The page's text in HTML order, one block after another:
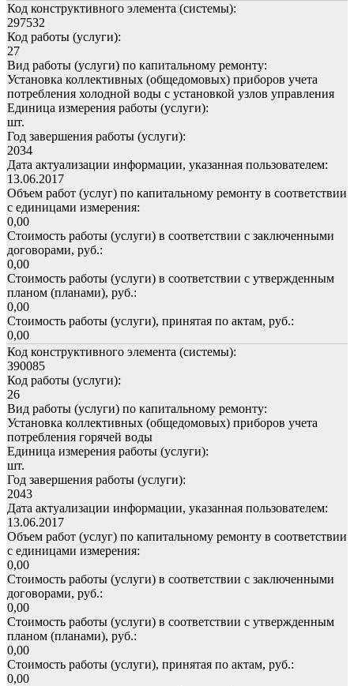
Код конструктивного элемента (системы):
297532
Код работы (услуги):
27
Вид работы (услуги) по капитальному ремонту:
Установка коллективных (общедомовых) приборов учета
потребления холодной воды с установкой узлов управления
Единица измерения работы (услуги):
шт.
Год завершения работы (услуги):
2034
Дата актуализации информации, указанная пользователем:
13.06.2017
Объем работ (услуг) по капитальному ремонту в соответствии
с единицами измерения:
0,00
Стоимость работы (услуги) в соответствии с заключенными
договорами, руб.:
0,00
Стоимость работы (услуги) в соответствии с утвержденным
планом (планами), руб.:
0,00
Стоимость работы (услуги), принятая по актам, руб.:
0,00
Код конструктивного элемента (системы):
390085
Код работы (услуги):
26
Вид работы (услуги) по капитальному ремонту:
Установка коллективных (общедомовых) приборов учета
потребления горячей воды
Единица измерения работы (услуги):
шт.
Год завершения работы (услуги):
2043
Дата актуализации информации, указанная пользователем:
13.06.2017
Объем работ (услуг) по капитальному ремонту в соответствии
с единицами измерения:
0,00
Стоимость работы (услуги) в соответствии с заключенными
договорами, руб.:
0,00
Стоимость работы (услуги) в соответствии с утвержденным
планом (планами), руб.:
0,00
Стоимость работы (услуги), принятая по актам, руб.:
0,00